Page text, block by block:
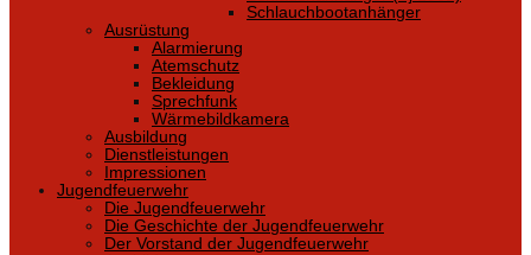
Schlauchbootanhänger
Ausrüstung
Alarmierung
Atemschutz
Bekleidung
Sprechfunk
Wärmebildkamera
Ausbildung
Dienstleistungen
Impressionen
Jugendfeuerwehr
Die Jugendfeuerwehr
Die Geschichte der Jugendfeuerwehr
Der Vorstand der Jugendfeuerwehr